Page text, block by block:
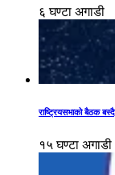
६ घण्टा अगाडी
राष्ट्रियसभाको बैठक
१५ घण्टा अगाडी